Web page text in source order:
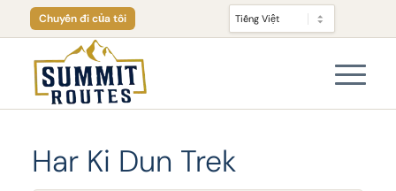
Chuyến đi của tôi
Har Ki Dun Trek